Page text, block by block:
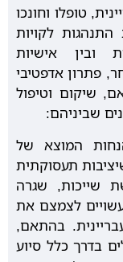
טופלו וחונכו
התנהגות לקויות
ובין אישיות
פתרון אדפטיבי
שיקום וטיפול
שביניהם:
המוצא של
תעסוקתית
שייכות, שגרה
לצמצם את
בהתאם,
בדרך כלל סיוע